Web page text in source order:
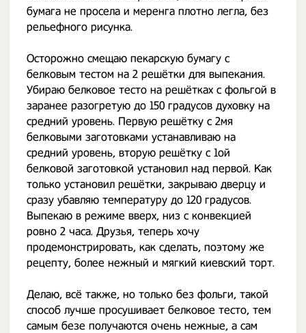
бумага не просела и меренга плотно легла, без
рельефного рисунка.
Осторожно смещаю пекарскую бумагу с
белковым тестом на 2 решётки для выпекания.
Убираю белковое тесто на решётках с фольгой в
заранее разогретую до 150 градусов духовку на
средний уровень. Первую решётку с 2мя
белковыми заготовками устанавливаю на
средний уровень, вторую решётку с 1ой
белковой заготовкой установил над первой. Как
только установил решётки, закрываю дверцу и
сразу убавляю температуру до 120 градусов.
Выпекаю в режиме вверх, низ с конвекцией
ровно 2 часа. Друзья, теперь хочу
продемонстрировать, как сделать, поэтому же
рецепту, более нежный и мягкий киевский торт.
Делаю, всё также, но только без фольги, такой
способ лучше просушивает белковое тесто, тем
самым безе получаются очень нежные, а сам